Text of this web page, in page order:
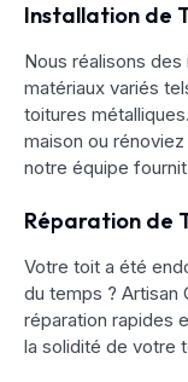
Installation de
Nous réalisons
matériaux variés
toitures
maison ou
notre équipe
Réparation de
Votre toit a été
du temps ? Artisan
réparation rapides
la solidité de votre